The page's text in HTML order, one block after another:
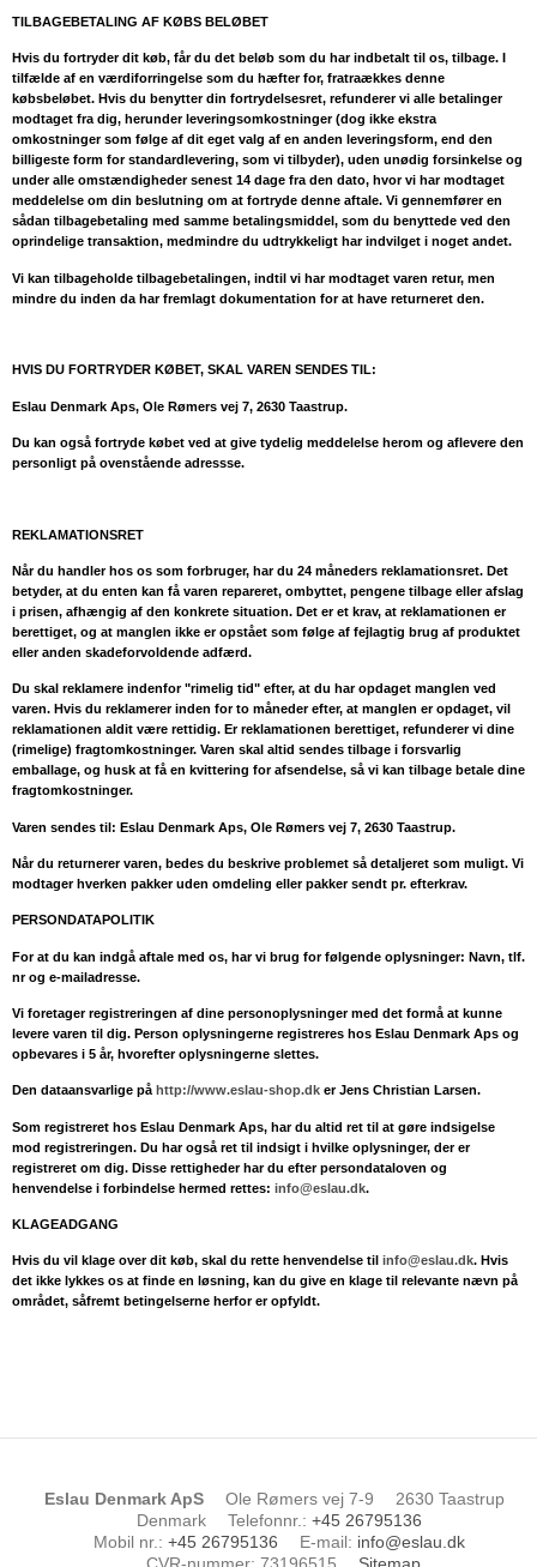
TILBAGEBETALING AF KØBS BELØBET
Hvis du fortryder dit køb, får du det beløb som du har indbetalt til os, tilbage. I
tilfælde af en værdiforringelse som du hæfter for, fratraækkes denne
købsbeløbet. Hvis du benytter din fortrydelsesret, refunderer vi alle betalinger
modtaget fra dig, herunder leveringsomkostninger (dog ikke ekstra
omkostninger som følge af dit eget valg af en anden leveringsform, end den
billigeste form for standardlevering, som vi tilbyder), uden unødig forsinkelse og
under alle omstændigheder senest 14 dage fra den dato, hvor vi har modtaget
meddelelse om din beslutning om at fortryde denne aftale. Vi gennemfører en
sådan tilbagebetaling med samme betalingsmiddel, som du benyttede ved den
oprindelige transaktion, medmindre du udtrykkeligt har indvilget i noget andet.
Vi kan tilbageholde tilbagebetalingen, indtil vi har modtaget varen retur, men
mindre du inden da har fremlagt dokumentation for at have returneret den.
HVIS DU FORTRYDER KØBET, SKAL VAREN SENDES TIL:
Eslau Denmark Aps, Ole Rømers vej 7, 2630 Taastrup.
Du kan også fortryde købet ved at give tydelig meddelelse herom og aflevere den
personligt på ovenstående adressse.
REKLAMATIONSRET
Når du handler hos os som forbruger, har du 24 måneders reklamationsret. Det
betyder, at du enten kan få varen repareret, ombyttet, pengene tilbage eller afslag
i prisen, afhængig af den konkrete situation. Det er et krav, at reklamationen er
berettiget, og at manglen ikke er opstået som følge af fejlagtig brug af produktet
eller anden skadeforvoldende adfærd.
Du skal reklamere indenfor "rimelig tid" efter, at du har opdaget manglen ved
varen. Hvis du reklamerer inden for to måneder efter, at manglen er opdaget, vil
reklamationen aldit være rettidig. Er reklamationen berettiget, refunderer vi dine
(rimelige) fragtomkostninger. Varen skal altid sendes tilbage i forsvarlig
emballage, og husk at få en kvittering for afsendelse, så vi kan tilbage betale dine
fragtomkostninger.
Varen sendes til: Eslau Denmark Aps, Ole Rømers vej 7, 2630 Taastrup.
Når du returnerer varen, bedes du beskrive problemet så detaljeret som muligt. Vi
modtager hverken pakker uden omdeling eller pakker sendt pr. efterkrav.
PERSONDATAPOLITIK
For at du kan indgå aftale med os, har vi brug for følgende oplysninger: Navn, tlf.
nr og e-mailadresse.
Vi foretager registreringen af dine personoplysninger med det formå at kunne
levere varen til dig. Person oplysningerne registreres hos Eslau Denmark Aps og
opbevares i 5 år, hvorefter oplysningerne slettes.
Den dataansvarlige på http://www.eslau-shop.dk er Jens Christian Larsen.
Som registreret hos Eslau Denmark Aps, har du altid ret til at gøre indsigelse
mod registreringen. Du har også ret til indsigt i hvilke oplysninger, der er
registreret om dig. Disse rettigheder har du efter persondataloven og
henvendelse i forbindelse hermed rettes: info@eslau.dk.
KLAGEADGANG
Hvis du vil klage over dit køb, skal du rette henvendelse til info@eslau.dk. Hvis
det ikke lykkes os at finde en løsning, kan du give en klage til relevante nævn på
området, såfremt betingelserne herfor er opfyldt.
Eslau Denmark ApS Ole Rømers vej 7-9
2630 Taastrup
Denmark
Telefonnr. : +45 26795136
Mobil nr. : +45 26795136 E-mail: info@eslau.dk
CVR-nummer: 73196515 Sitemap